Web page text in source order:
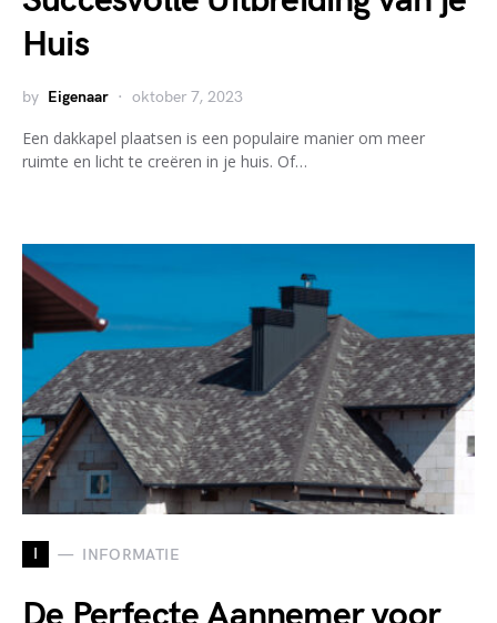
Huis
by Eigenaar oktober 7, 2023
Een dakkapel plaatsen is een populaire manier om meer
ruimte en licht te creëren in je huis. Of…
I INFORMATIE